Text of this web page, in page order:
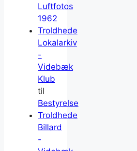
Luftfotos
1962
Troldhede
Lokalarkiv
-
Videbæk
Klub
til
Bestyrelse
Troldhede
Billard
-